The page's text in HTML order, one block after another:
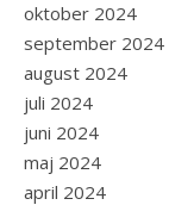
oktober 2024
september 2024
august 2024
juli 2024
juni 2024
maj 2024
april 2024